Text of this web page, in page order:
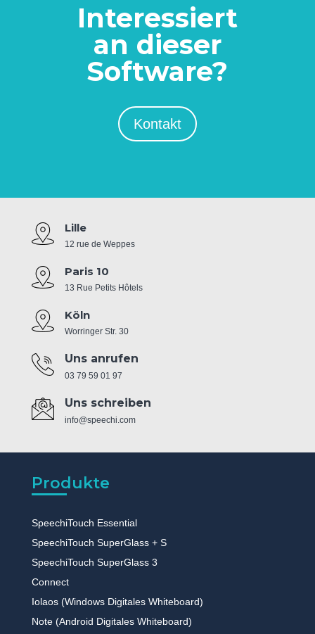
Interessiert
an dieser
Software?
Kontakt
Lille
12 rue de Weppes
Paris 10
13 Rue Petits Hôtels
Köln
Worringer Str. 30
Uns anrufen
03 79 59 01 97
Uns schreiben
info@speechi.com
Produkte
SpeechiTouch Essential
SpeechiTouch SuperGlass + S
SpeechiTouch SuperGlass 3
Connect
Iolaos (Windows Digitales Whiteboard)
Note (Android Digitales Whiteboard)